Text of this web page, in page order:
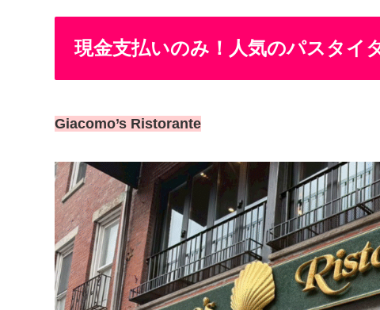
現金支払いのみ！人気のパスタイ
Giacomo’s Ristorante